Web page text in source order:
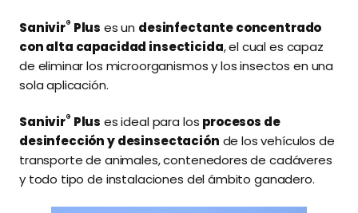
Sanivir® Plus es un desinfectante concentrado
con alta capacidad insecticida, el cual es capaz
de eliminar los microorganismos y los insectos en una
sola aplicación.
Sanivir® Plus es ideal para los procesos de
desinfección y desinsectación de los vehículos de
transporte de animales, contenedores de cadáveres
y todo tipo de instalaciones del ámbito ganadero.